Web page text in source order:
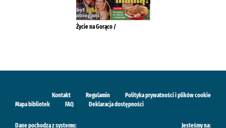
Życie na Gorąco /
Kontakt Regulamin
Polityka prywatności i plików cookie
Mapa bibliotek
FAQ Deklaracja dostępności
Dane pochodzą z systemu: Jesteśmy na: